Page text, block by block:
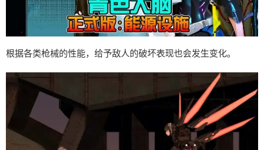
根据各类枪械的性能，给予敌人的破坏表现也会发生变化。